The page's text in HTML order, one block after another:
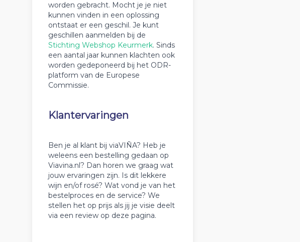
worden gebracht. Mocht je je niet
kunnen vinden in een oplossing
ontstaat er een geschil. Je kunt
geschillen aanmelden bij de
Stichting Webshop Keurmerk. Sinds
een aantal jaar kunnen klachten ook
worden gedeponeerd bij het ODR-
platform van de Europese
Commissie.
Klantervaringen
Ben je al klant bij viaVIÑA? Heb je
weleens een bestelling gedaan op
Viavina.nl? Dan horen we graag wat
jouw ervaringen zijn. Is dit lekkere
wijn en/of rosé? Wat vond je van het
bestelproces en de service? We
stellen het op prijs als jij je visie deelt
via een review op deze pagina.